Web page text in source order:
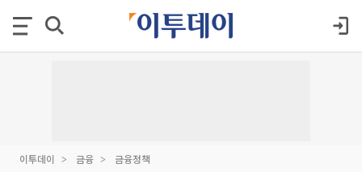
이투데이 금융 금융정책